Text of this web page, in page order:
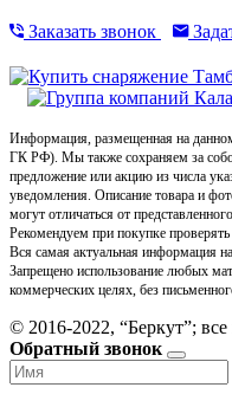
Заказать звонок
Информация, размещенная на
ГК РФ). Мы также сохраняем за
предложение или акцию из числа
уведомления. Описание товара и
могут отличаться от
Рекомендуем при покупке
Вся самая актуальная информация
Запрещено использование любых
коммерческих целях, без
© 2016-2022, “Беркут”;
Обратный звонок